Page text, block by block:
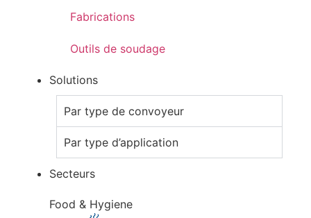
Fabrications
Outils de soudage
Solutions
Par type de convoyeur
Par type d’application
Secteurs
Food & Hygiene